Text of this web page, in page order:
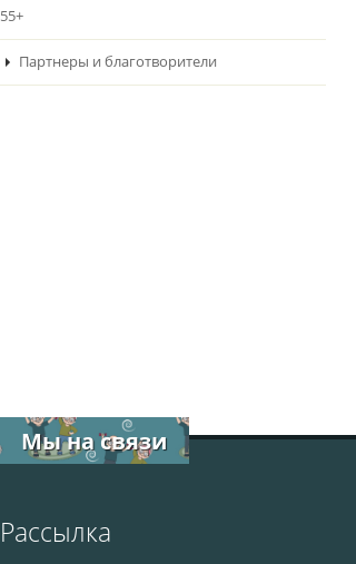
55+
Партнеры и благотворители
Мы на связи
Рассылка